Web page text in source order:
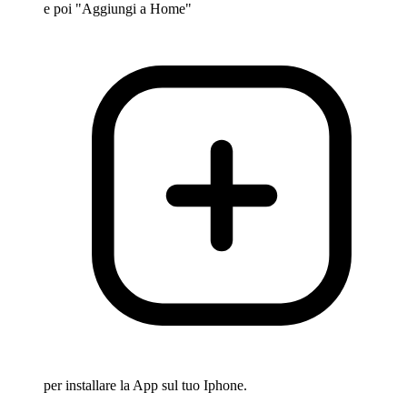
e poi "Aggiungi a Home"
per installare la App sul tuo Iphone.